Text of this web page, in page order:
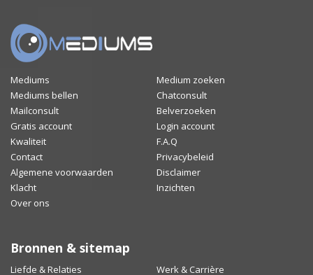
Mediums
Medium zoeken
Mediums bellen
Chatconsult
Mailconsult
Belverzoeken
Gratis account
Login account
Kwaliteit
F.A.Q
Contact
Privacybeleid
Algemene voorwaarden
Disclaimer
Klacht
Inzichten
Over ons
Bronnen & sitemap
Liefde & Relaties Werk & Carrière